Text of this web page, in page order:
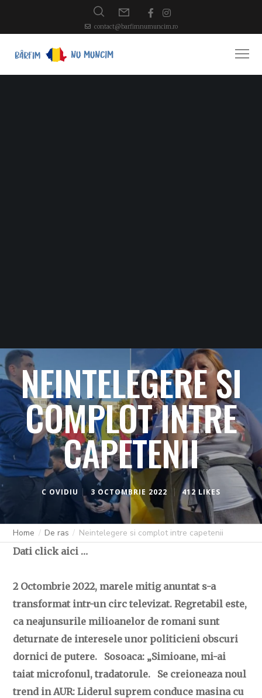
contact@barfimnumuncim.ro
NEINTELEGERE SI
COMPLOT INTRE
CAPETENII
C OVIDIU 3 OCTOMBRIE 2022 412 LIKES
Home De ras Neintelegere si complot intre capetenii
Dati click aici …
2 Octombrie 2022, marele mitig anuntat s-a
transformat intr-un circ televizat. Regretabil este,
ca neajunsurile milioanelor de romani sunt
deturnate de interesele unor politicieni obscuri
dornici de putere. Sosoaca: „Simioane, mi-ai
taiat microfonul, tradatorule. Se creioneaza noul
trend in AUR: Liderul suprem conduce masina cu